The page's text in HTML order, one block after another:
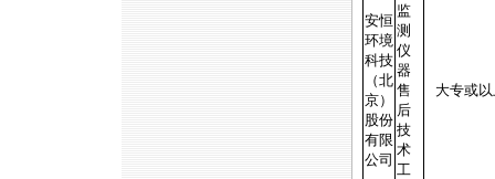
安恒
环境
科技
（北
京）
股份
有限
公司
监
测
仪
器
售
后
技
术
工
大专或